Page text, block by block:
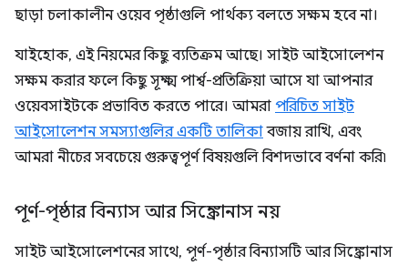
ছাড়া চলাকালীন ওয়েব পৃষ্ঠাগুলি পার্থক্য বলতে সক্ষম হবে না।
যাইহোক, এই নিয়মের কিছু ব্যতিক্রম আছে। সাইট আইসোলেশন
সক্ষম করার ফলে কিছু সূক্ষ্ম পার্শ্ব-প্রতিক্রিয়া আসে যা আপনার
ওয়েবসাইটকে প্রভাবিত করতে পারে। আমরা পরিচিত সাইট
আইসোলেশন সমস্যাগুলির একটি তালিকাবজায় রাখি, এবং
আমরা নীচের সবচেয়ে গুরুত্বপূর্ণ বিষয়গুলি বিশদভাবে বর্ণনা করি৷
পূর্ণ-পৃষ্ঠার বিন্যাস আর সিঙ্ক্রোনাস নয়
সাইট আইসোলেশনের সাথে, পূর্ণ-পৃষ্ঠার বিন্যাসটি আর সিঙ্ক্রোনাস